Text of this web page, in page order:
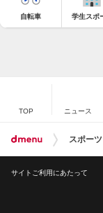
自転車 学生スポ
TOP ニュース
スポーツ
サイトご利用にあたって